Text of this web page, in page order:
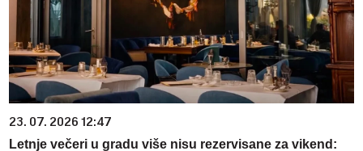
23. 07. 2026 12:47
Letnje večeri u gradu više nisu rezervisane za vikend: